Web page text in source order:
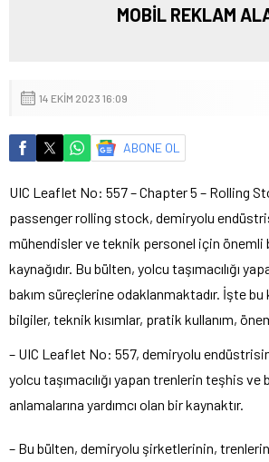
MOBİL REKLAM
14 EKIM 2023 16:09
ABONE OL
UIC Leaflet No: 557 – Chapter 5 – Rolling
passenger rolling stock, demiryolu
mühendisler ve teknik personel için önemli
kaynağıdır. Bu bülten, yolcu taşımacılığı
bakım süreçlerine odaklanmaktadır. İşte bu
bilgiler, teknik kısımlar, pratik kullanım,
– UIC Leaflet No: 557, demiryolu
yolcu taşımacılığı yapan trenlerin teşhis ve
anlamalarına yardımcı olan bir kaynaktır.
– Bu bülten, demiryolu şirketlerinin, trenlerin